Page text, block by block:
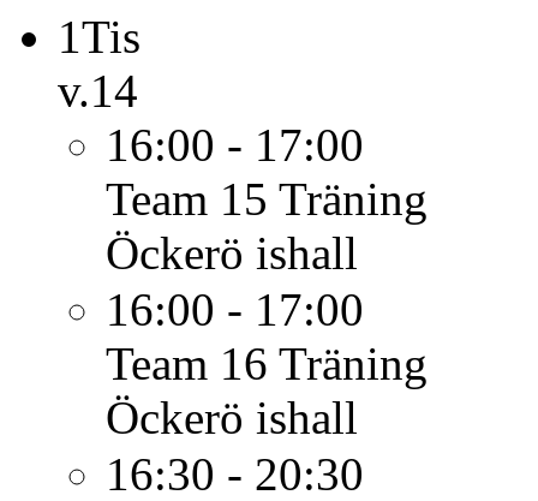
1Tis
v.14
16:00 - 17:00
Team 15 Träning
Öckerö ishall
16:00 - 17:00
Team 16 Träning
Öckerö ishall
16:30 - 20:30